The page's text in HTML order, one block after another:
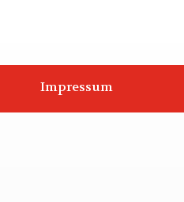
Impressum